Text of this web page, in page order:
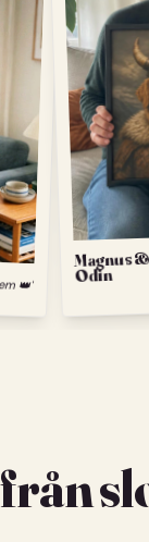
👑"
Magnus &
Odin